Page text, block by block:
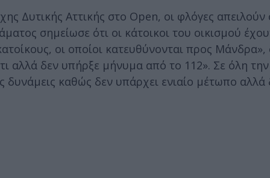
Δυτικής Αττικής στο Open, οι φλόγες απειλούν
σημείωσε ότι οι κάτοικοι του οικισμού
οι οποίοι κατευθύνονται προς
αλλά δεν υπήρξε μήνυμα από το 112». Σε όλη
δυνάμεις καθώς δεν υπάρχει ενιαίο μέτωπο αλλά